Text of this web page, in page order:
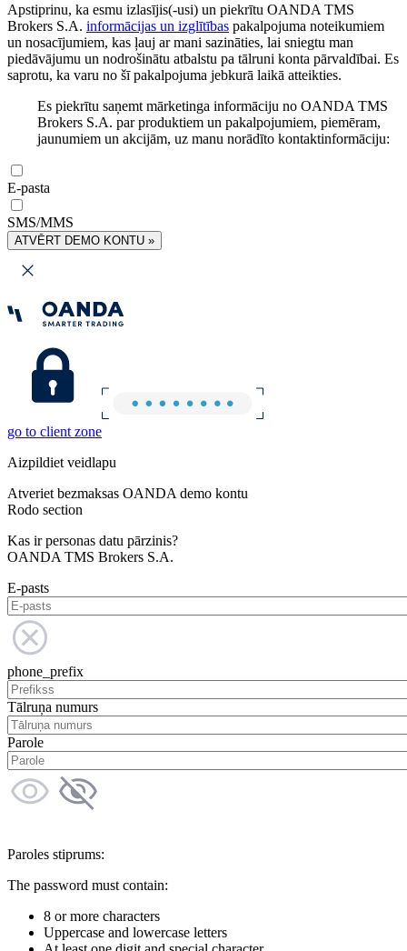
Apstiprinu, ka esmu izlasījis(-usi) un piekrītu OANDA TMS
Brokers S.A. informācijas un izglītības pakalpojuma noteikumiem
un nosacījumiem, kas ļauj ar mani sazināties, lai sniegtu man
piedāvājumu un nodrošinātu atbalstu pa tālruni konta pārvaldībai. Es
saprotu, ka varu no šī pakalpojuma jebkurā laikā atteikties.
Es piekrītu saņemt mārketinga informāciju no OANDA TMS
Brokers S.A. par produktiem un pakalpojumiem, piemēram,
jaunumiem un akcijām, uz manu norādīto kontaktinformāciju:
E-pasta
SMS/MMS
ATVĒRT DEMO KONTU »
go to client zone
Aizpildiet veidlapu
Atveriet bezmaksas OANDA demo kontu
Rodo section
Kas ir personas datu pārzinis?
OANDA TMS Brokers S.A.
E-pasts
phone_prefix
Tālruņa numurs
Parole
Paroles stiprums:
The password must contain:
8 or more characters
Uppercase and lowercase letters